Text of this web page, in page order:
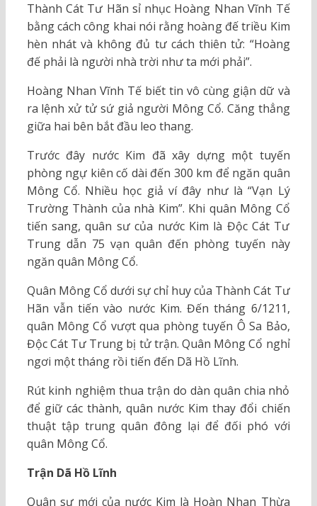
Thành Cát Tư Hãn sỉ nhục Hoàng Nhan Vĩnh Tế
bằng cách công khai nói rằng hoàng đế triều Kim
hèn nhát và không đủ tư cách thiên tử: “Hoàng
đế phải là người nhà trời như ta mới phải”.
Hoàng Nhan Vĩnh Tế biết tin vô cùng giận dữ và
ra lệnh xử tử sứ giả người Mông Cổ. Căng thẳng
giữa hai bên bắt đầu leo thang.
Trước đây nước Kim đã xây dựng một tuyến
phòng ngự kiên cố dài đến 300 km để ngăn quân
Mông Cổ. Nhiều học giả ví đây như là “Vạn Lý
Trường Thành của nhà Kim”. Khi quân Mông Cổ
tiến sang, quân sư của nước Kim là Độc Cát Tư
Trung dẫn 75 vạn quân đến phòng tuyến này
ngăn quân Mông Cổ.
Quân Mông Cổ dưới sự chỉ huy của Thành Cát Tư
Hãn vẫn tiến vào nước Kim. Đến tháng 6/1211,
quân Mông Cổ vượt qua phòng tuyến Ô Sa Bảo,
Độc Cát Tư Trung bị tử trận. Quân Mông Cổ nghỉ
ngơi một tháng rồi tiến đến Dã Hồ Lĩnh.
Rút kinh nghiệm thua trận do dàn quân chia nhỏ
để giữ các thành, quân nước Kim thay đổi chiến
thuật tập trung quân đông lại để đối phó với
quân Mông Cổ.
Trận Dã Hồ Lĩnh
Quân sư mới của nước Kim là Hoàn Nhan Thừa